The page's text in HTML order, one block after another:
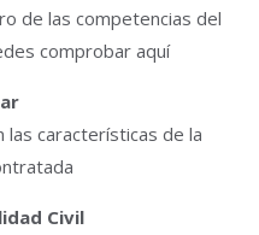
de las competencias del
comprobar aquí
características de la
Civil